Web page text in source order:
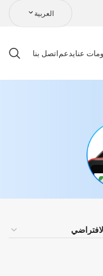
العربية
عنايدعم اتصل بنا